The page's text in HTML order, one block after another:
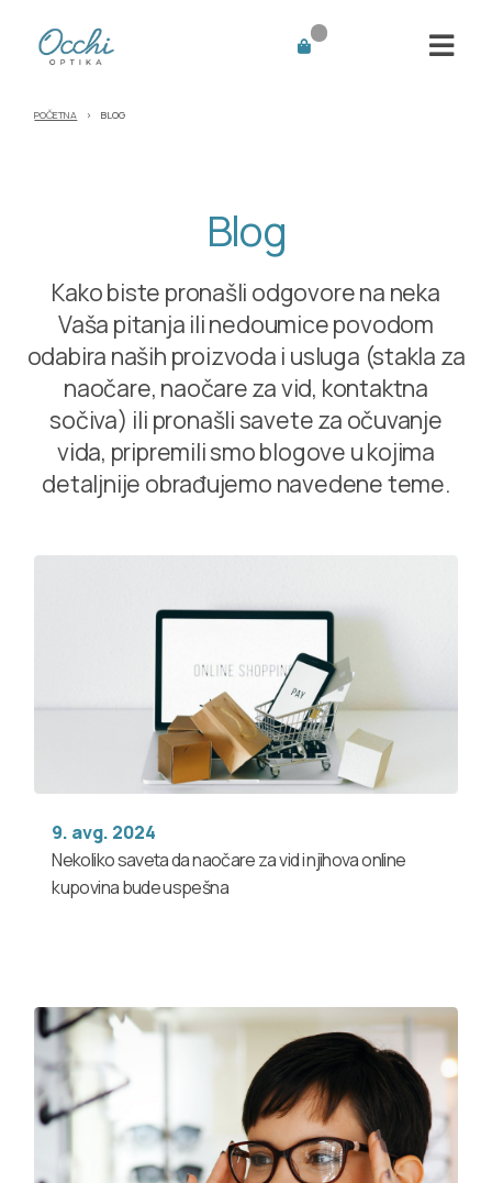
POČETNA › BLOG
Blog
Kako biste pronašli odgovore na neka
Vaša pitanja ili nedoumice povodom
odabira naših proizvoda i usluga (stakla za
naočare, naočare za vid, kontaktna
sočiva) ili pronašli savete za očuvanje
vida, pripremili smo blogove u kojima
detaljnije obrađujemo navedene teme.
9. avg. 2024
Nekoliko saveta da naočare za vid i njihova online
kupovina bude uspešna